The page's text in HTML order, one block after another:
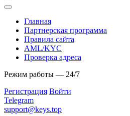
Главная
Партнерская программа
Правила сайта
AML/KYC
Проверка адреса
Режим работы — 24/7
Регистрация Войти
Telegram
support@keys.top